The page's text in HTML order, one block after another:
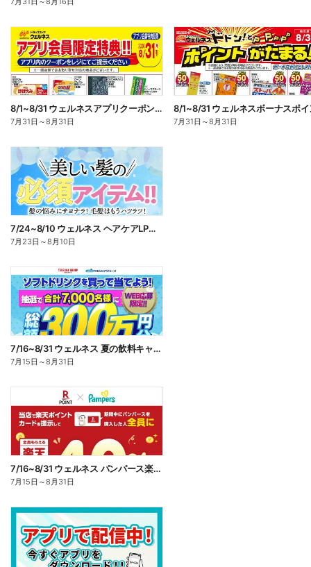
8/1~8/31 ウェルネスアプリクーポンチラシ
7月31日 ～8月31日 7月31日 ～8月31日
7/24~8/10 ウェルネス ヘアケアLP企画
7月23日 ～8月10日
7/16~8/31 ウェルネス 夏の飲料キャンペーン
7月15日 ～8月31日
7/16~8/31 ウェルネス パンパース楽天ポイント還元企画
7月15日 ～8月31日